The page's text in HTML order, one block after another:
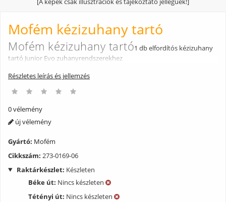
Mofém kézizuhany tartó
Mofém kézizuhany tartó1 db elfordítós kézizuhany
tartó Junior Evo zuhanyrendszerekhez
Részletes leírás és jellemzés
0 vélemény
új vélemény
Gyártó: Mofém
Cikkszám: 273-0169-06
Raktárkészlet: Készleten
Béke út: Nincs készleten
Tétényi út: Nincs készleten